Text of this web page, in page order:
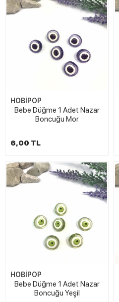
HOBİPOP
Bebe Düğme 1 Adet Nazar
Boncuğu Mor
6,00 TL
HOBİPOP
Bebe Düğme 1 Adet Nazar
Boncuğu Yeşil